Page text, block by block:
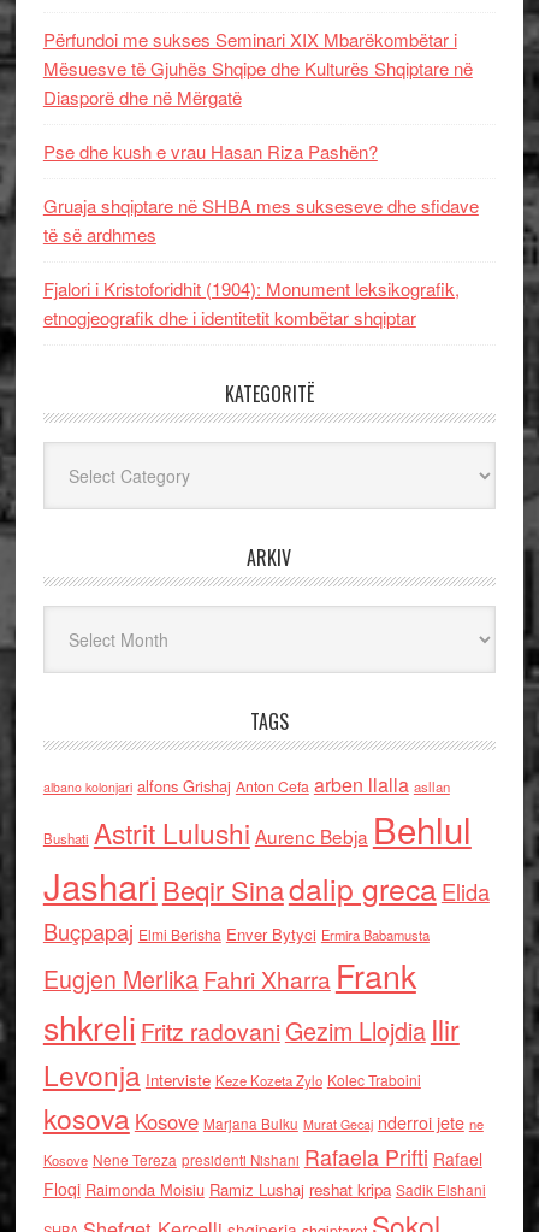
Përfundoi me sukses Seminari XIX Mbarëkombëtar i
Mësuesve të Gjuhës Shqipe dhe Kulturës Shqiptare në
Diasporë dhe në Mërgatë
Pse dhe kush e vrau Hasan Riza Pashën?
Gruaja shqiptare në SHBA mes sukseseve dhe sfidave
të së ardhmes
Fjalori i Kristoforidhit (1904): Monument leksikografik,
etnogjeografik dhe i identitetit kombëtar shqiptar
KATEGORITË
ARKIV
TAGS
albano kolonjari alfons Grishaj Anton Cefa arben llalla asllan
Bushati Astrit Lulushi Aurenc Bebja Behlul
Jashari Beqir Sinadalip grecaElida
Buçpapaj Elmi Berisha Enver Bytyci Ermira Babamusta
Eugjen MerlikaFahri Xharra Frank
shkreli Fritz radovaniGezim Llojdia Ilir
Levonja Interviste Keze Kozeta Zylo Kolec Traboini
kosova Kosove Marjana Bulku Murat Gecaj nderroi jete ne
Kosove Nene Tereza presidenti Nishani Rafaela Prifti Rafael
Floqi Raimonda Moisiu Ramiz Lushaj reshat kripa Sadik Elshani